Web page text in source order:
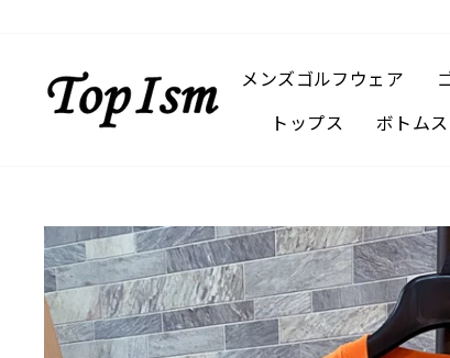
メンズゴルフウェア
トップス
ボトムス